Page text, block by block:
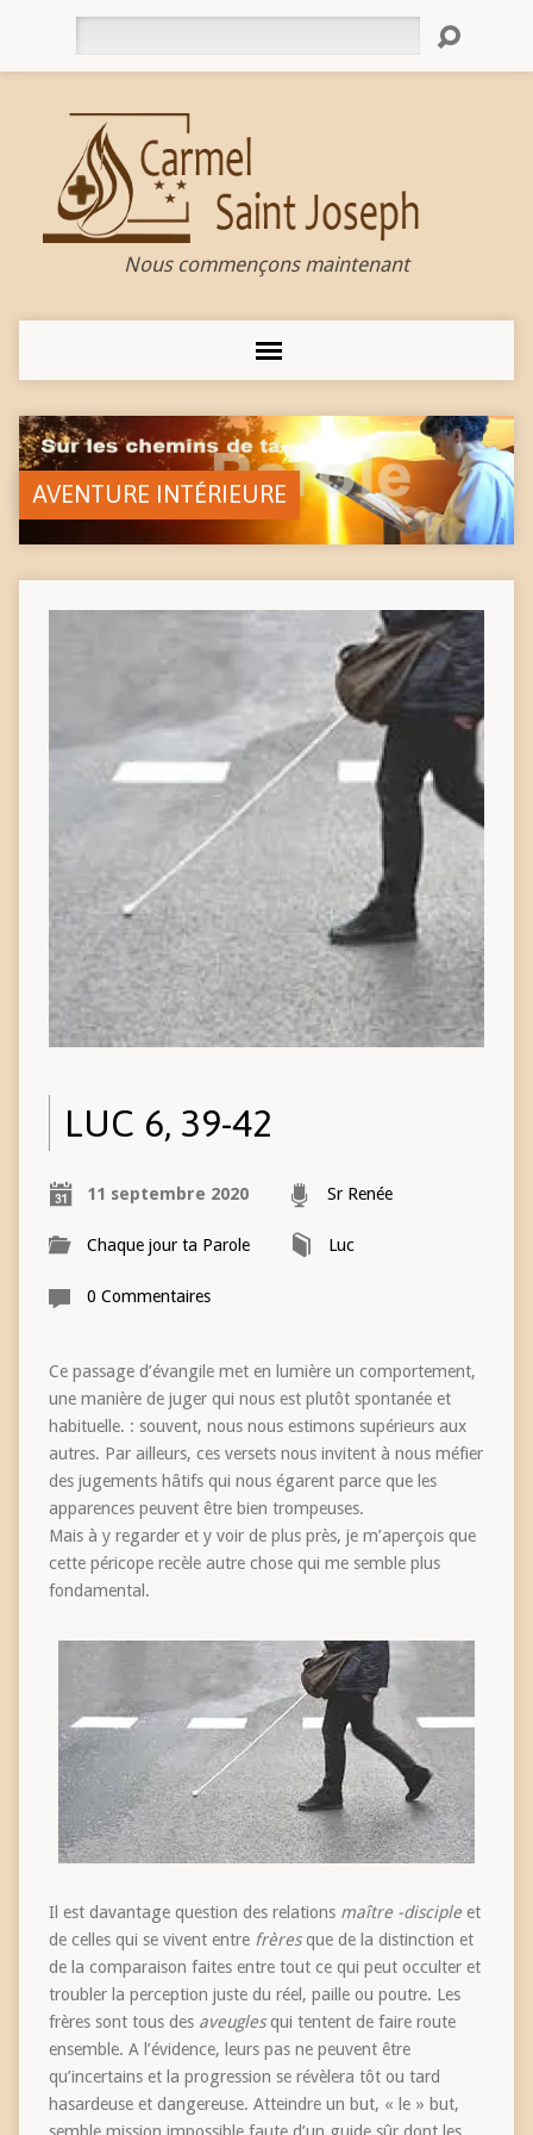
Nous commençons maintenant
AVENTURE INTÉRIEURE
LUC 6, 39-42
11 septembre 2020 Sr Renée
Chaque jour ta Parole Luc
0 Commentaires
Ce passage d’évangile met en lumière un comportement,
une manière de juger qui nous est plutôt spontanée et
habituelle. : souvent, nous nous estimons supérieurs aux
autres. Par ailleurs, ces versets nous invitent à nous méfier
des jugements hâtifs qui nous égarent parce que les
apparences peuvent être bien trompeuses.
Mais à y regarder et y voir de plus près, je m’aperçois que
cette péricope recèle autre chose qui me semble plus
fondamental.
Il est davantage question des relations maître -discipleet
de celles qui se vivent entre frèresque de la distinction et
de la comparaison faites entre tout ce qui peut occulter et
troubler la perception juste du réel, paille ou poutre. Les
frères sont tous des aveuglesqui tentent de faire route
ensemble. A l’évidence, leurs pas ne peuvent être
qu’incertains et la progression se révèlera tôt ou tard
hasardeuse et dangereuse. Atteindre un but, « le » but,